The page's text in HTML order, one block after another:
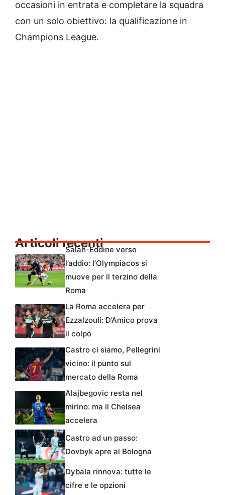
occasioni in entrata e completare la squadra
con un solo obiettivo: la qualificazione in
Champions League.
Articoli recenti
Salah-Eddine verso
l’addio: l’Olympiacos si
muove per il terzino della
Roma
La Roma accelera per
Ezzalzouli: D’Amico prova
il colpo
Castro ci siamo, Pellegrini
vicino: il punto sul
mercato della Roma
Alajbegovic resta nel
mirino: ma il Chelsea
accelera
Castro ad un passo:
Dovbyk apre al Bologna
Dybala rinnova: tutte le
cifre e le opzioni